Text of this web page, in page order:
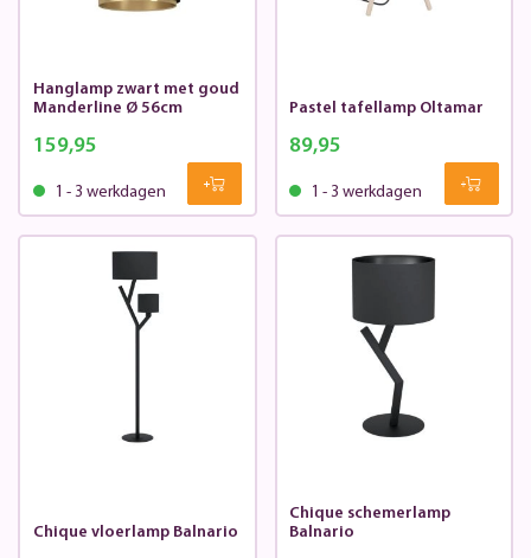
Hanglamp zwart met goud
Manderline Ø 56cm
159,95
1 - 3 werkdagen
Pastel tafellamp Oltamar
89,95
1 - 3 werkdagen
Chique vloerlamp Balnario
Chique schemerlamp
Balnario